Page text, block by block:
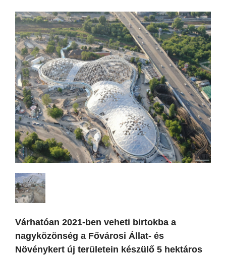
Várhatóan 2021-ben veheti birtokba a
nagyközönség a Fővárosi Állat- és
Növénykert új területein készülő 5 hektáros